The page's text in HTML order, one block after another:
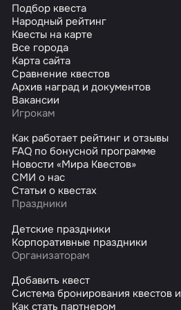
Подбор квеста
Народный рейтинг
Квесты на карте
Все города
Карта сайта
Сравнение квестов
Архив наград и документов
Вакансии
Игрокам
Как работает рейтинг и отзывы
FAQ по бонусной программе
Новости «Мира Квестов»
СМИ о нас
Статьи о квестах
Праздники
Детские праздники
Корпоративные праздники
Организаторам
Добавить квест
Система бронирования квестов
Как стать партнером